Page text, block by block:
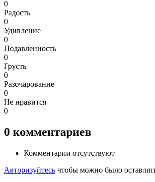
0
Радость
0
Удивление
0
Подавленность
0
Грусть
0
Разочарование
0
Не нравится
0
0 комментариев
Комментарии отсутствуют
Авторизуйтесь чтобы можно было